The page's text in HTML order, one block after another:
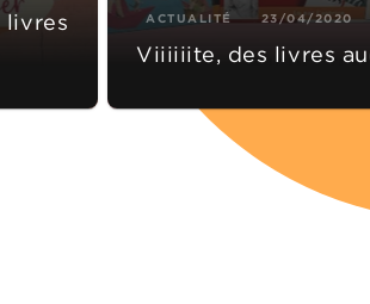
livres
ACTUALITÉ 23/04/2020
Viiiiiite, des livres